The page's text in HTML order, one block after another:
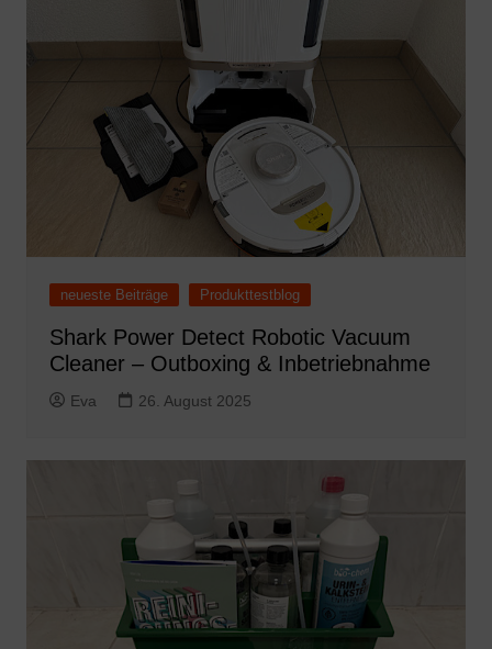
neueste Beiträge Produkttestblog
Shark Power Detect Robotic Vacuum
Cleaner – Outboxing & Inbetriebnahme
Eva 26. August 2025